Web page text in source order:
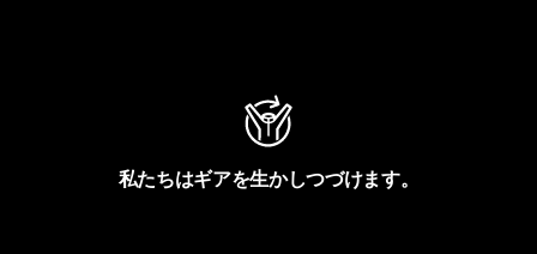
私たちはギアを生かしつづけます。